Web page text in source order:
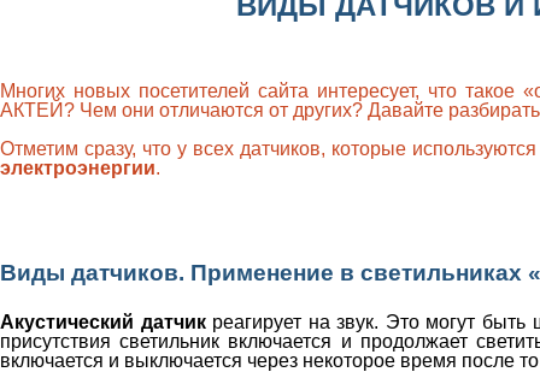
Многих новых посетителей сайта интересует, что такое
АКТЕЙ? Чем они отличаются от других? Давайте
Отметим сразу, что у всех датчиков, которые
электроэнергии.
Виды датчиков. Применение в светильниках
Акустический датчикреагирует на звук. Это могут быть
присутствия светильник включается и продолжает
включается и выключается через некоторое время после